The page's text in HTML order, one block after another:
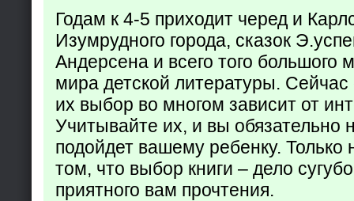
Годам к 4-5 приходит черед и
Изумрудного города, сказок
Андерсена и всего того большого
мира детской литературы. Сейчас
их выбор во многом зависит от
Учитывайте их, и вы обязательно
подойдет вашему ребенку. Только
том, что выбор книги – дело
приятного вам прочтения.